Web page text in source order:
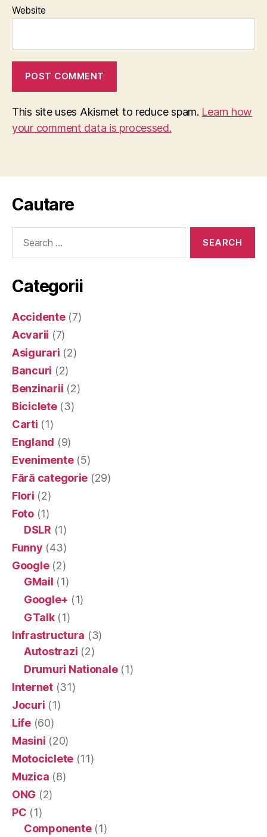
Website
This site uses Akismet to reduce spam. Learn how
your comment data is processed.
Cautare
Categorii
Accidente(7)
Acvarii (7)
Asigurari (2)
Bancuri (2)
Benzinarii (2)
Biciclete(3)
Carti (1)
England (9)
Evenimente(5)
Fără categorie (29)
Flori (2)
Foto(1)
DSLR (1)
Funny (43)
Google(2)
GMail (1)
Google+ (1)
GTalk(1)
Infrastructura (3)
Autostrazi (2)
Drumuri Nationale(1)
Internet(31)
Jocuri (1)
Life(60)
Masini (20)
Motociclete (11)
Muzica (8)
ONG (2)
PC (1)
Componente(1)